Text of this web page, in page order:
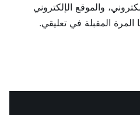
والموقع الإلكتروني
المقبلة في تعليقي.